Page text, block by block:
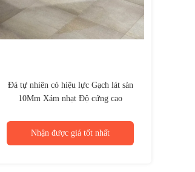
Đá tự nhiên có hiệu lực Gạch lát sàn
10Mm Xám nhạt Độ cứng cao
Nhận được giá tốt nhất